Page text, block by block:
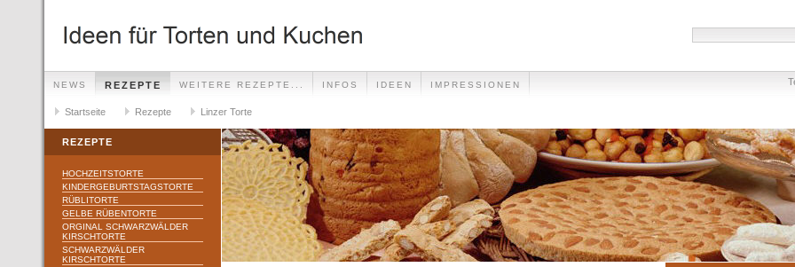
NEWS REZEPTE WEITERE REZEPTE... INFOS IDEEN IMPRESSIONEN
Startseite Rezepte Linzer Torte
REZEPTE
HOCHZEITSTORTE
KINDERGEBURTSTAGSTORTE
RÜBLITORTE
GELBE RÜBENTORTE
ORGINAL SCHWARZWÄLDER
KIRSCHTORTE
SCHWARZWÄLDER
KIRSCHTORTE